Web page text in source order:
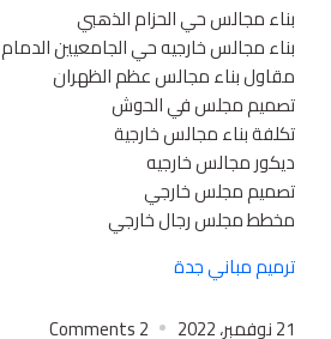
بناء مجالس حي الحزام الذهبي
بناء مجالس خارجيه حي الجامعيين الدمام
مقاول بناء مجالس عظم الظهران
تصميم مجلس في الحوش
تكلفة بناء مجالس خارجية
ديكور مجالس خارجيه
تصميم مجلس خارجي
مخطط مجلس رجال خارجي
ترميم مباني جدة
21 نوفمبر، 2022
2